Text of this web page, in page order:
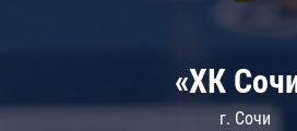
«ХК
г. Сочи